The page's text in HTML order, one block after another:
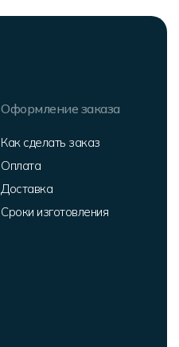
Оформление заказа
Как сделать заказ
Оплата
Доставка
Сроки изготовления